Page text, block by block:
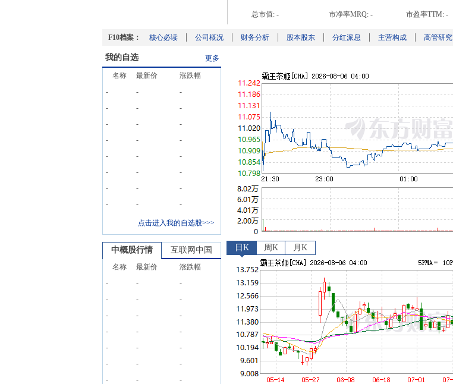
总市值: - 市净率MRQ: - 市盈率TTM: -
F10档案： 核心必读 公司概况 财务分析 股本股东 分红派息 主营构成 高管研究
我的自选 更多
名称 最新价
涨跌幅
-
-
-
-
-
-
-
-
-
-
-
-
-
-
-
-
-
-
-
-
-
-
- -
点击进入我的自选股>>>
中概股行情 互联网中国
名称 最新价
涨跌幅
-
-
-
-
-
-
-
-
-
-
-
-
-
-
-
-
-
-
-
-
-
日K 周K 月K